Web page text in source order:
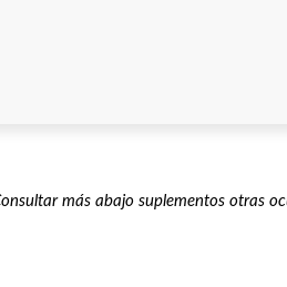
más abajo suplementos otras